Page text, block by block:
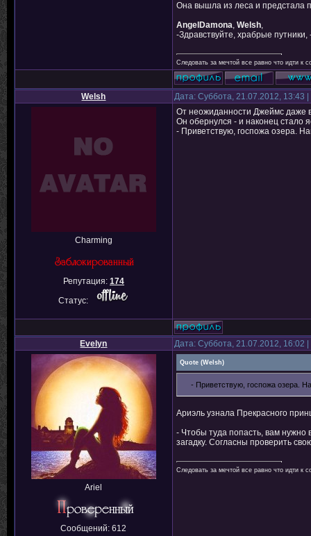
Она вышла из леса и предстала
AngelDamona, Welsh,
-Здравствуйте, храбрые
Следовать за мечтой все равно что идти к
Welsh Дата: Суббота, 21.07.2012,
Charming
Репутация: 174
Статус:
От неожиданности Джеймс даже
Он обернулся - и наконец стало
- Приветствую, госпожа озера.
Evelyn Дата: Суббота, 21.07.2012,
Ariel
Сообщений:612
Quote (Welsh)
- Приветствую, госпожа озера.
Ариэль узнала Прекрасного
- Чтобы туда попасть, вам
загадку. Согласны проверить
Следовать за мечтой все равно что идти к